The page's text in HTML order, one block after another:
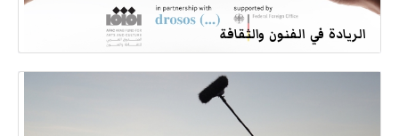
الريادة في الفنون والثقافة